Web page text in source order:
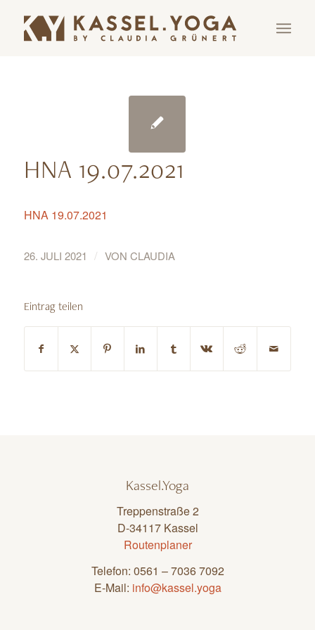
HNA 19.07.2021
HNA 19.07.2021
26. JULI 2021 / VON CLAUDIA
Eintrag teilen
Kassel.Yoga
Treppenstraße 2
D-34117 Kassel
Routenplaner
Telefon: 0561 – 7036 7092
E-Mail: info@kassel.yoga